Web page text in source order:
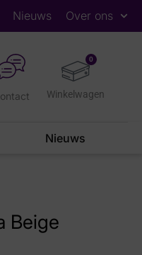
Nieuws Over ons
0
Nieuws
Beige